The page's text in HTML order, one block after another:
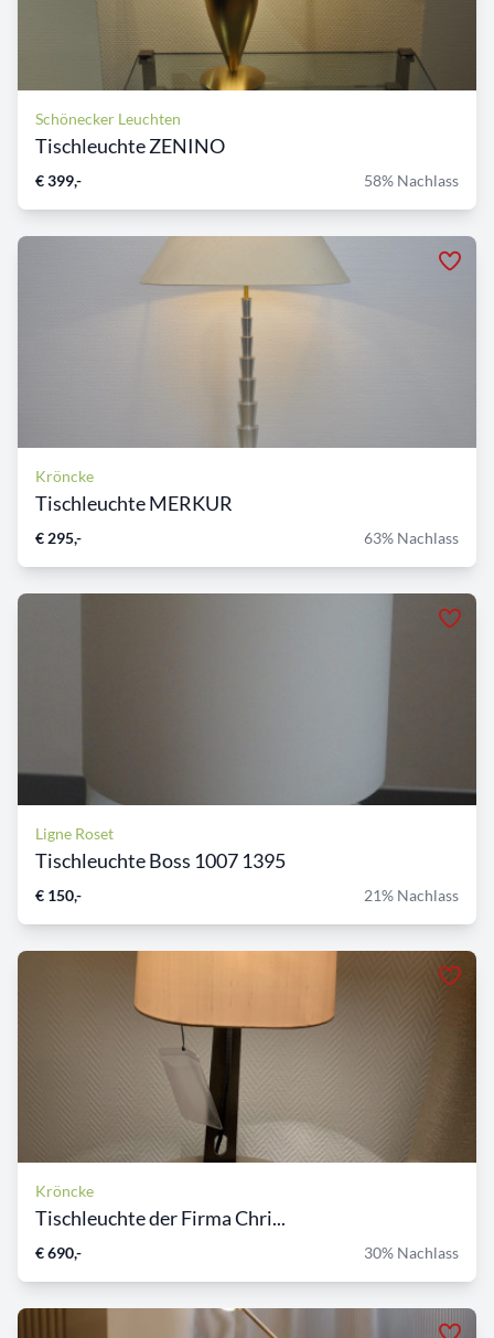
Schönecker Leuchten
Tischleuchte ZENINO
€ 399,- 58% Nachlass
Kröncke
Tischleuchte MERKUR
€ 295,- 63% Nachlass
Ligne Roset
Tischleuchte Boss 1007 1395
€ 150,- 21% Nachlass
Kröncke
Tischleuchte der Firma Chri...
€ 690,- 30% Nachlass